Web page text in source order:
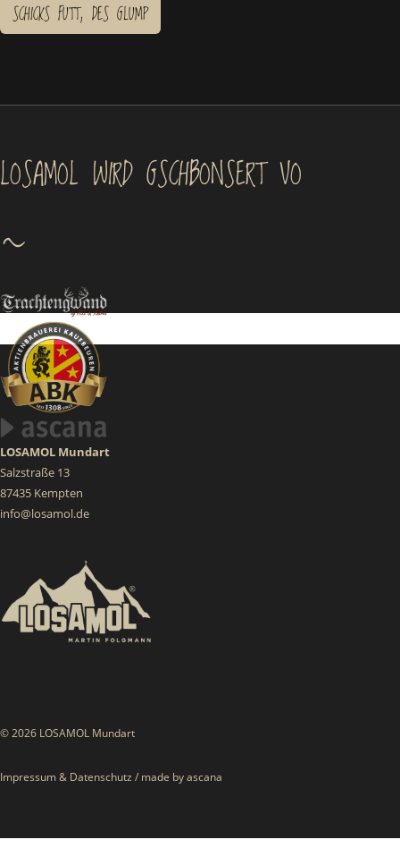
LOSAMOL WIRD GSCHBONSERT VO
~
LOSAMOL Mundart
Salzstraße 13
87435 Kempten
info@losamol.de
© 2026 LOSAMOL Mundart
Impressum& Datenschutz / made by ascana